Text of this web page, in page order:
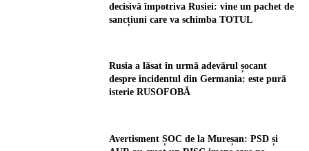
decisivă împotriva Rusiei: vine un pachet de
sancțiuni care va schimba TOTUL
Rusia a lăsat în urmă adevărul șocant
despre incidentul din Germania: este pură
isterie RUSOFOBĂ
Avertisment ȘOC de la Mureșan: PSD și